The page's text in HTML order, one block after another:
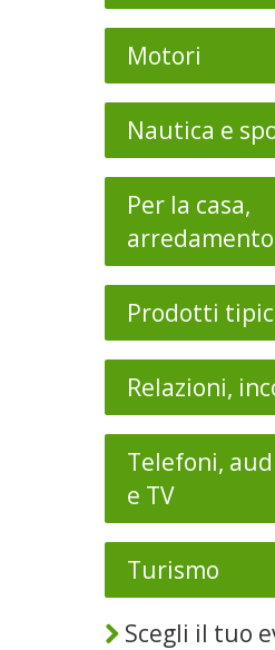
Motori
Nautica e
Per la casa,
arredamento
Prodotti
Relazioni,
Telefoni,
e TV
Turismo
Scegli il tuo